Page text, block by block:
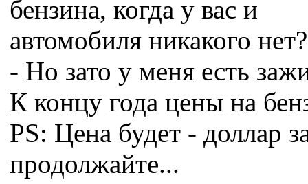
бензина, когда у вас и
автомобиля никакого
- Но зато у меня есть
К концу года цены на
PS: Цена будет - доллар
продолжайте...